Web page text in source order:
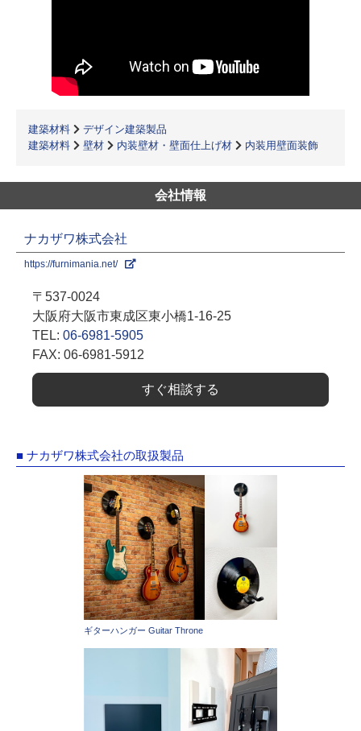
建築材料
デザイン建築製品
建築材料
壁材 内装壁材・壁面仕上げ材 内装用壁面装飾
会社情報
ナカザワ株式会社
https://furnimania.net/
〒537-0024
大阪府大阪市東成区東小橋1-16-25
TEL: 06-6981-5905
FAX: 06-6981-5912
すぐ相談する
■ ナカザワ株式会社の取扱製品
ギターハンガー Guitar Throne